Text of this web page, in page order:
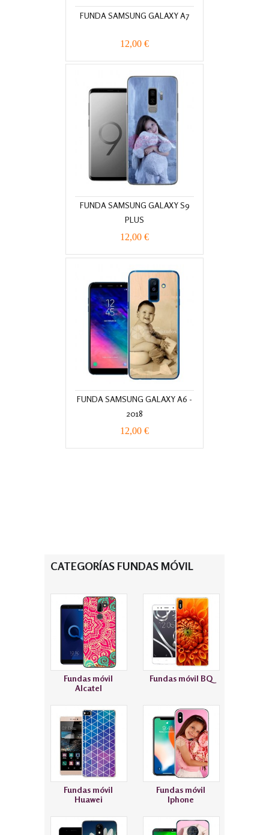
FUNDA SAMSUNG GALAXY A7
12,00 €
FUNDA SAMSUNG GALAXY S9
PLUS
12,00 €
FUNDA SAMSUNG GALAXY A6 -
2018
12,00 €
CATEGORÍAS FUNDAS MÓVIL
Fundas móvil
Alcatel
Fundas móvil BQ
Fundas móvil
Huawei
Fundas móvil
Iphone